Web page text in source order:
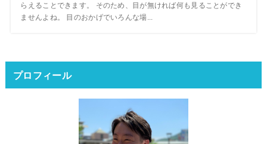
らえることできます。 そのため、目が無ければ何も見ることができ
ませんよね。 目のおかげでいろんな場...
プロフィール